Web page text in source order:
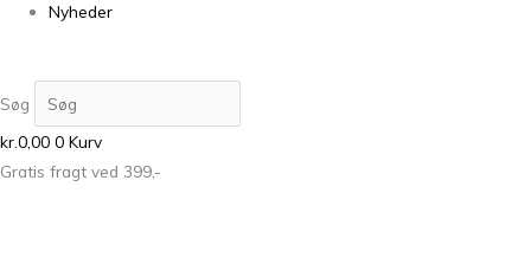
Nyheder
Søg
kr.0,00 0 Kurv
Gratis fragt ved 399,-